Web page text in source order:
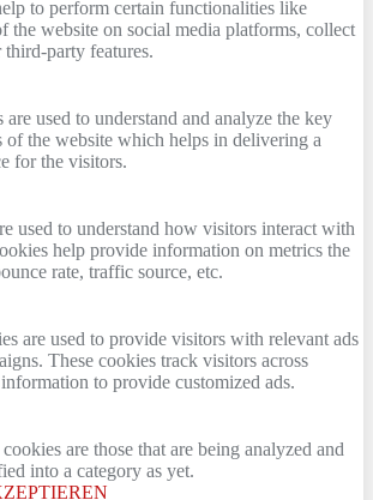
to perform certain functionalities like
the website on social media platforms, collect
third-party features.
are used to understand and analyze the key
of the website which helps in delivering a
for the visitors.
used to understand how visitors interact with
help provide information on metrics the
rate, traffic source, etc.
are used to provide visitors with relevant ads
These cookies track visitors across
to provide customized ads.
are those that are being analyzed and
into a category as yet.